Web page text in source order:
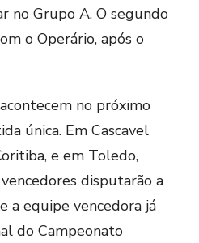
no Grupo A. O segundo
o Operário, após o
no próximo
única. Em Cascavel
e em Toledo,
disputarão a
a equipe vencedora já
do Campeonato